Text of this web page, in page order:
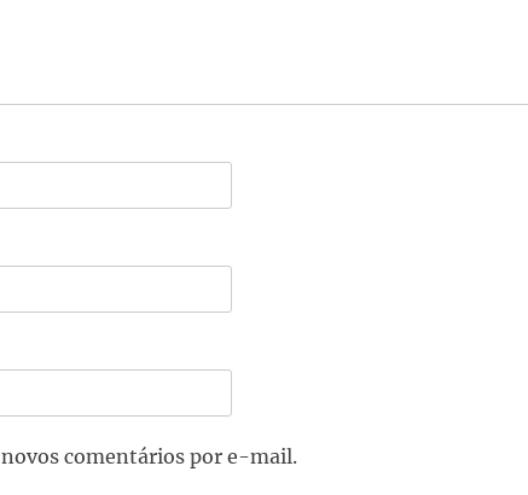
comentários por e-mail.